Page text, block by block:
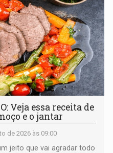
Veja essa receita de
e o jantar
de 2026 às 09:00
jeito que vai agradar todo